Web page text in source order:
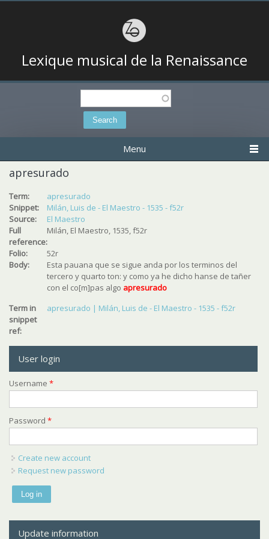
Lexique musical de la Renaissance
Search
Menu
apresurado
Term:
apresurado
Snippet:
Milán, Luis de - El Maestro - 1535 - f52r
Source:
El Maestro
Full
reference:
Milán, El Maestro, 1535, f52r
Folio:
52r
Body:
Esta pauana que se sigue anda por los terminos del
tercero y quarto ton: y como ya he dicho hanse de tañer
con el co[m]pas algo apresurado
Term in
snippet
ref:
apresurado | Milán, Luis de - El Maestro - 1535 - f52r
User login
Username *
Password *
Create new account
Request new password
Update information